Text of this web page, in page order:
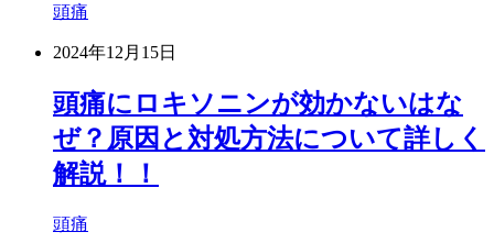
頭痛
2024年12月15日
頭痛にロキソニンが効かないはな
ぜ？原因と対処方法について詳しく
解説！！
頭痛